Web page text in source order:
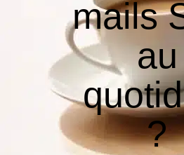
mails
au
?